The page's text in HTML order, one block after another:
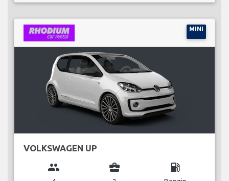
MINI
VOLKSWAGEN UP
group business_center local_gas_station